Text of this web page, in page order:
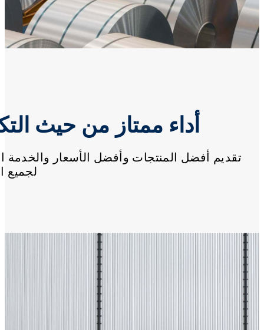
أداء ممتاز من حيث
تقديم أفضل المنتجات وأفضل الأسعار والخدمة
لجميع